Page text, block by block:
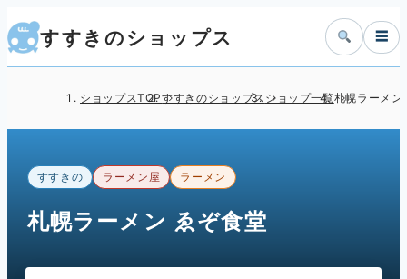
すすきのショップス ☰
ショップスTOPすすきのショップス ショップ一覧札幌ラーメン
すすきの ラーメン屋 ラーメン
札幌ラーメン ゑぞ食堂